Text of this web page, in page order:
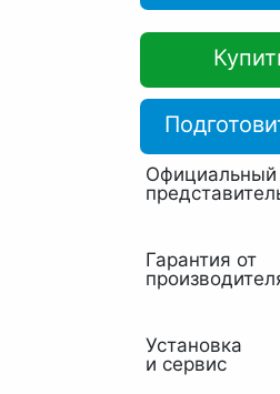
Официальный
Гарантия от
Установка
и сервис